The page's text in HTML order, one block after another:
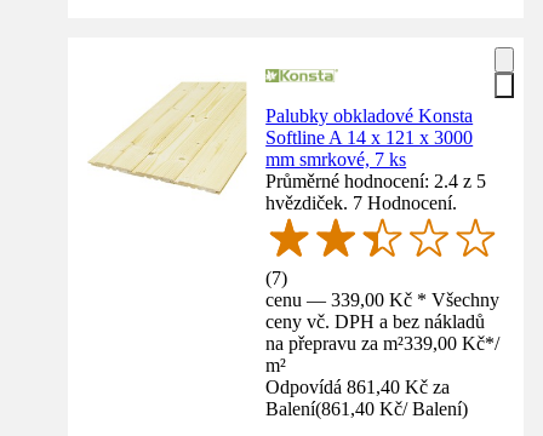
Palubky obkladové Konsta
Softline A 14 x 121 x 3000
mm smrkové, 7 ks
Průměrné hodnocení: 2.4 z 5
hvězdiček. 7 Hodnocení.
(7)
cenu — 339,00 Kč * Všechny
ceny vč. DPH a bez nákladů
na přepravu za m²339,00 Kč*/
m²
Odpovídá 861,40 Kč za
Balení(861,40 Kč/ Balení)